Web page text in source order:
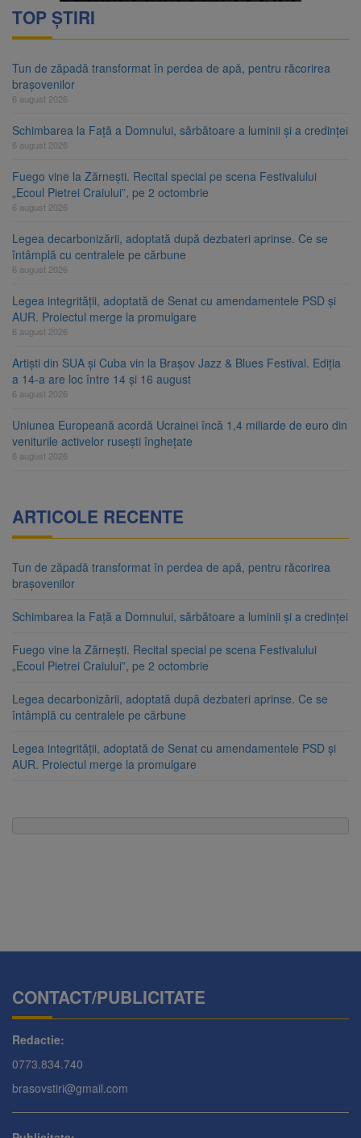
TOP ȘTIRI
Tun de zăpadă transformat în perdea de apă, pentru răcorirea
brașovenilor
6 august 2026
Schimbarea la Față a Domnului, sărbătoare a luminii și a credinței
6 august 2026
Fuego vine la Zărnești. Recital special pe scena Festivalului
„Ecoul Pietrei Craiului”, pe 2 octombrie
6 august 2026
Legea decarbonizării, adoptată după dezbateri aprinse. Ce se
întâmplă cu centralele pe cărbune
6 august 2026
Legea integrității, adoptată de Senat cu amendamentele PSD și
AUR. Proiectul merge la promulgare
6 august 2026
Artiști din SUA și Cuba vin la Brașov Jazz & Blues Festival. Ediția
a 14-a are loc între 14 și 16 august
6 august 2026
Uniunea Europeană acordă Ucrainei încă 1,4 miliarde de euro din
veniturile activelor rusești înghețate
6 august 2026
ARTICOLE RECENTE
Tun de zăpadă transformat în perdea de apă, pentru răcorirea
brașovenilor
Schimbarea la Față a Domnului, sărbătoare a luminii și a credinței
Fuego vine la Zărnești. Recital special pe scena Festivalului
„Ecoul Pietrei Craiului”, pe 2 octombrie
Legea decarbonizării, adoptată după dezbateri aprinse. Ce se
întâmplă cu centralele pe cărbune
Legea integrității, adoptată de Senat cu amendamentele PSD și
AUR. Proiectul merge la promulgare
CONTACT/PUBLICITATE
Redactie:
0773.834.740
brasovstiri@gmail.com